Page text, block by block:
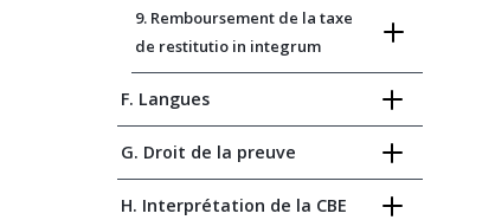
9. Remboursement de la taxe
de restitutio in integrum
F. Langues
G. Droit de la preuve
H. Interprétation de la CBE